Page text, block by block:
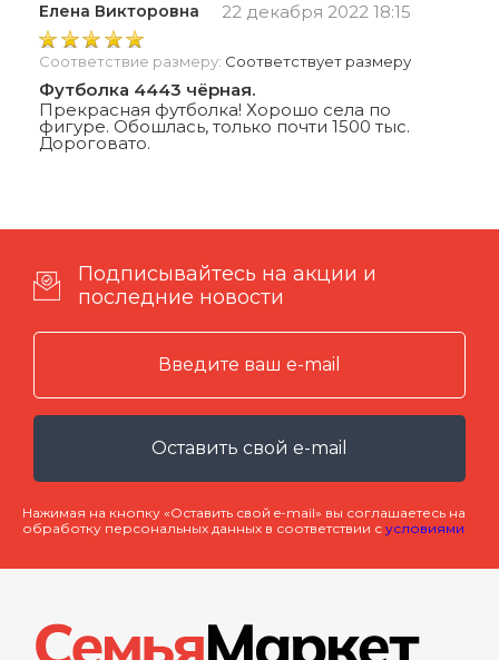
Елена Викторовна 22 декабря 2022 18:15
Соответствие размеру: Соответствует размеру
Футболка 4443 чёрная.
Прекрасная футболка! Хорошо села по
фигуре. Обошлась, только почти 1500 тыс.
Дороговато.
Подписывайтесь на акции и
последние новости
Оставить свой e-mail
Нажимая на кнопку «Оставить свой e-mail» вы соглашаетесь на
обработку персональных данных в соответствии с условиями